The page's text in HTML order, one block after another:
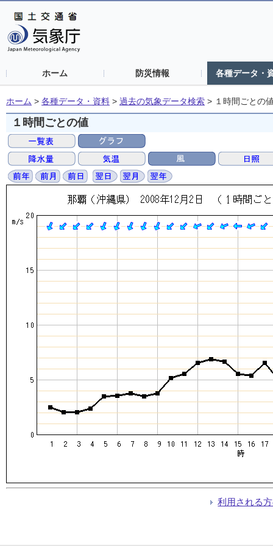
ホーム 防災情報 各種データ・
ホーム > 各種データ・資料 > 過去の気象データ検索 > １時間ごとの
１時間ごとの値
利用される